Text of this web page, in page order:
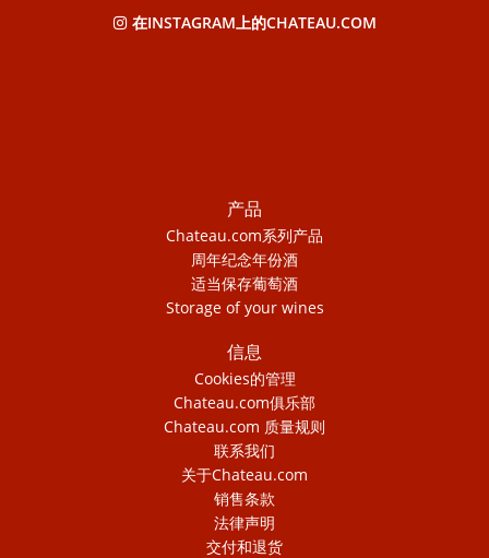
在INSTAGRAM上的CHATEAU.COM
产品
Chateau.com系列产品
周年纪念年份酒
适当保存葡萄酒
Storage of your wines
信息
Cookies的管理
Chateau.com俱乐部
Chateau.com 质量规则
联系我们
关于Chateau.com
销售条款
法律声明
交付和退货